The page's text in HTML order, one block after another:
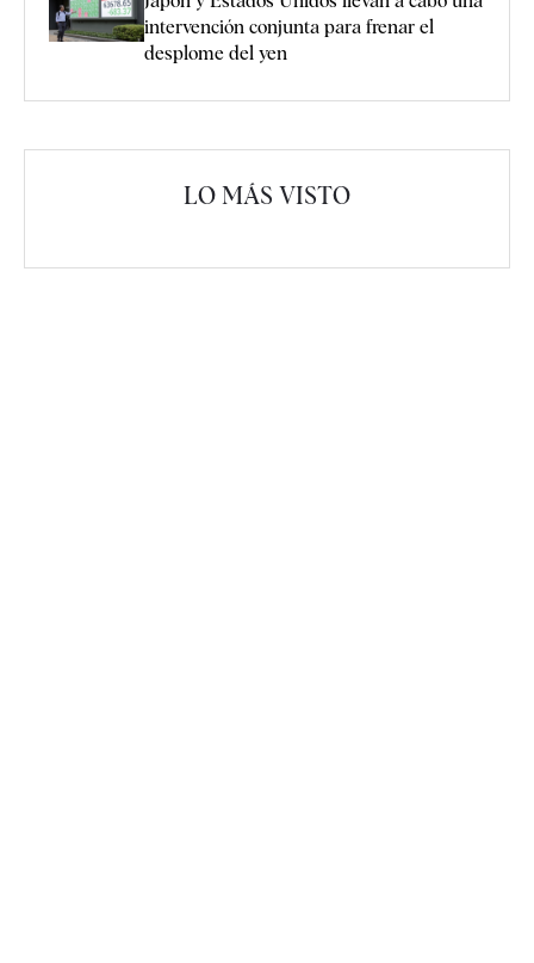
intervención conjunta para frenar el
desplome del yen
LO MÁS VISTO